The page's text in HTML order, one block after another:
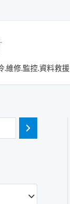
.維修.監控.資料救援